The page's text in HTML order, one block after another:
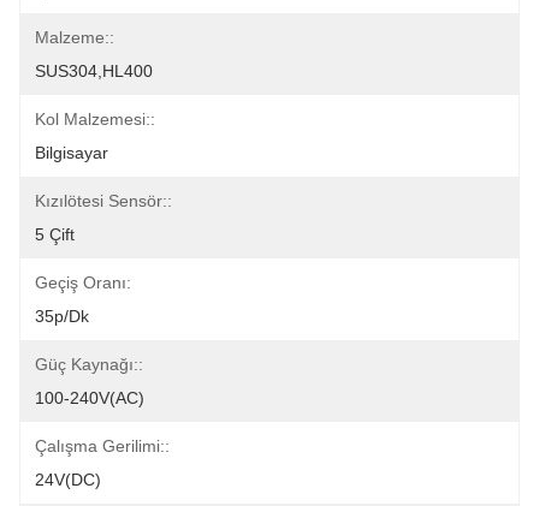
Malzeme::
SUS304,HL400
Kol Malzemesi::
Bilgisayar
Kızılötesi Sensör::
5 Çift
Geçiş Oranı:
35p/dk
Güç Kaynağı::
100-240V(AC)
Çalışma Gerilimi::
24V(DC)